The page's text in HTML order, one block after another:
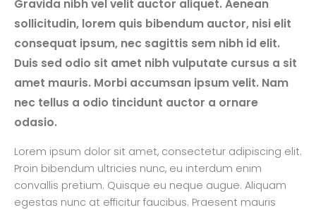
Gravida nibh vel velit auctor aliquet. Aenean
sollicitudin, lorem quis bibendum auctor, nisi elit
consequat ipsum, nec sagittis sem nibh id elit.
Duis sed odio sit amet nibh vulputate cursus a sit
amet mauris. Morbi accumsan ipsum velit. Nam
nec tellus a odio tincidunt auctor a ornare
odasio.
Lorem ipsum dolor sit amet, consectetur adipiscing elit.
Proin bibendum ultricies nunc, eu interdum enim
convallis pretium. Quisque eu neque augue. Aliquam
egestas nunc at efficitur faucibus. Praesent mauris